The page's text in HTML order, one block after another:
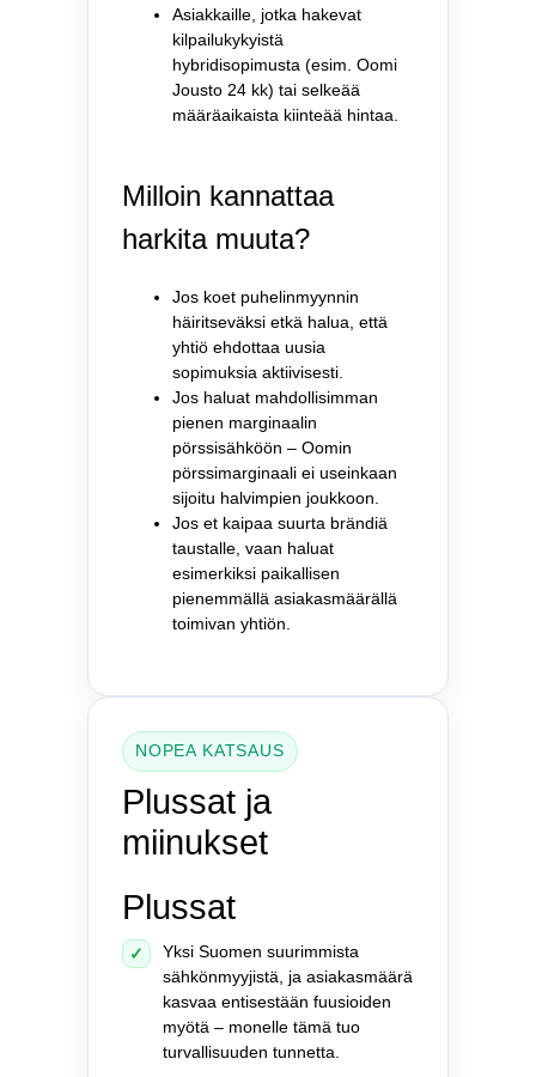
Asiakkaille, jotka hakevat
kilpailukykyistä
hybridisopimusta (esim. Oomi
Jousto 24 kk) tai selkeää
määräaikaista kiinteää hintaa.
Milloin kannattaa
harkita muuta?
Jos koet puhelinmyynnin
häiritseväksi etkä halua, että
yhtiö ehdottaa uusia
sopimuksia aktiivisesti.
Jos haluat mahdollisimman
pienen marginaalin
pörssisähköön – Oomin
pörssimarginaali ei useinkaan
sijoitu halvimpien joukkoon.
Jos et kaipaa suurta brändiä
taustalle, vaan haluat
esimerkiksi paikallisen
pienemmällä asiakasmäärällä
toimivan yhtiön.
NOPEA KATSAUS
Plussat ja
miinukset
Plussat
✓
Yksi Suomen suurimmista
sähkönmyyjistä, ja asiakasmäärä
kasvaa entisestään fuusioiden
myötä – monelle tämä tuo
turvallisuuden tunnetta.